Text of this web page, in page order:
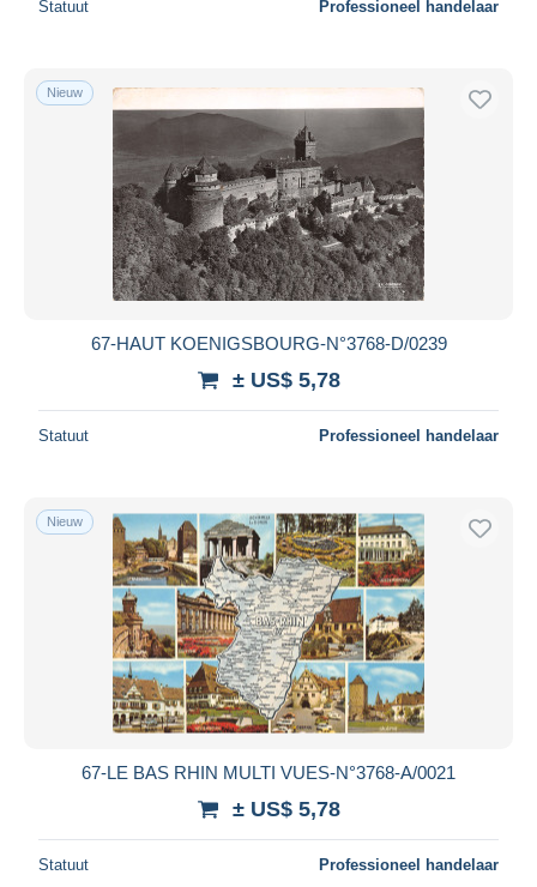
Statuut Professioneel handelaar
Nieuw
67-HAUT KOENIGSBOURG-N°3768-D/0239
± US$ 5,78
Statuut Professioneel handelaar
Nieuw
67-LE BAS RHIN MULTI VUES-N°3768-A/0021
± US$ 5,78
Statuut Professioneel handelaar